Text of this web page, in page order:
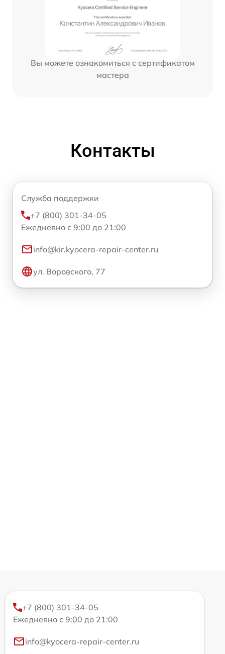
Вы можете ознакомиться с сертификатом
мастера
Контакты
Служба поддержки
+7 (800) 301-34-05
Ежедневно с 9:00 до 21:00
info@kir.kyocera-repair-center.ru
ул. Воровского, 77
+7 (800) 301-34-05
Ежедневно с 9:00 до 21:00
info@kyocera-repair-center.ru